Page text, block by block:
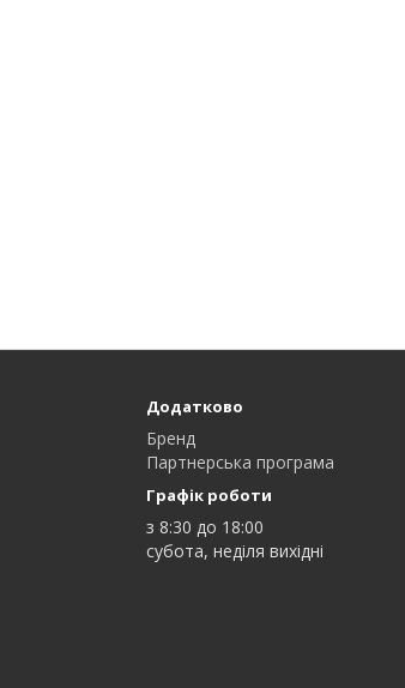
Додатково
Бренд
Партнерська програма
Графік роботи
з 8:30 до 18:00
субота, неділя вихідні